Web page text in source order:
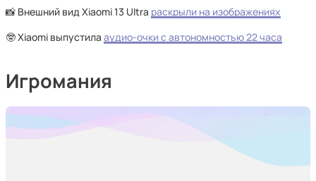
📸 Внешний вид Xiaomi 13 Ultra раскрыли на изображениях
🤓 Xiaomi выпустила аудио-очки с автономностью 22 часа
Игромания